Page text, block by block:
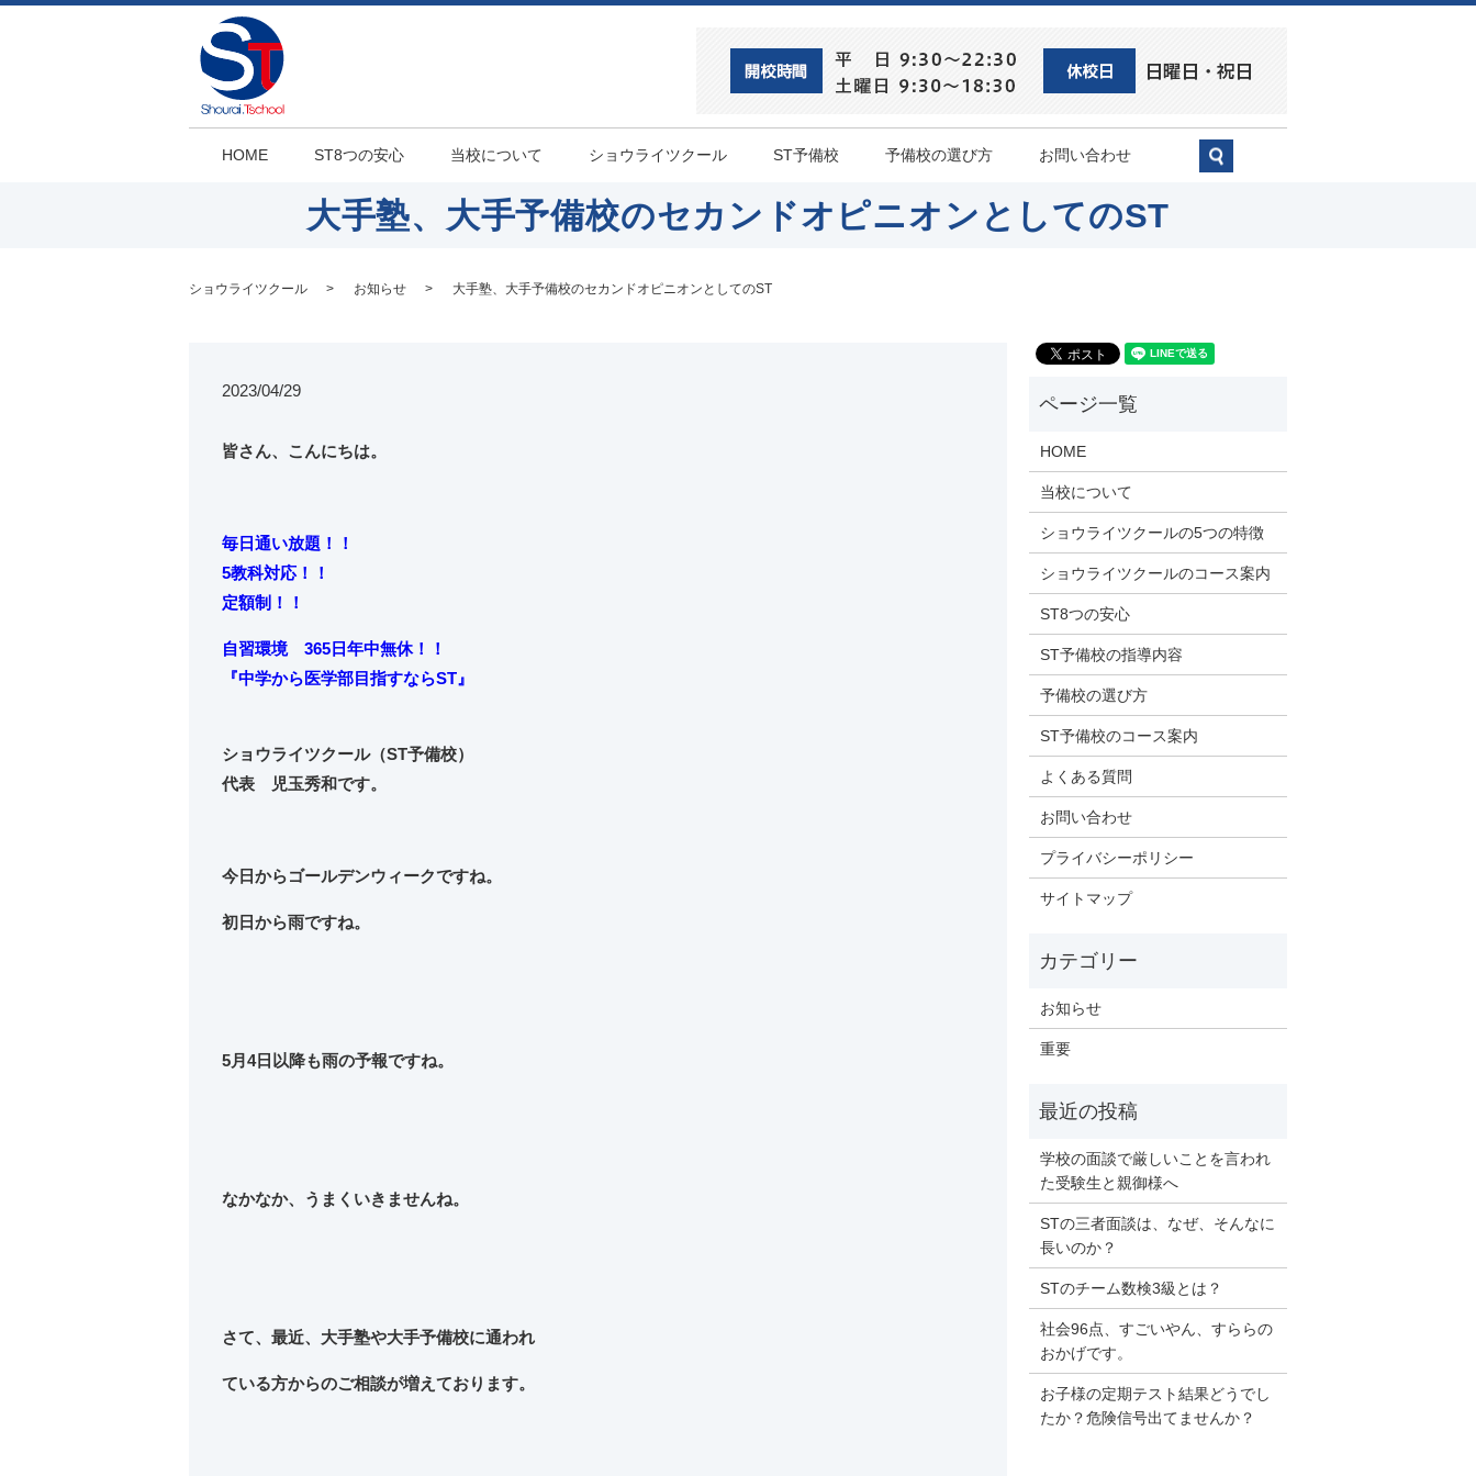
HOME ST8つの安心 当校について ショウライツクール ST予備校 予備校の選び方 お問い合わせ
search
大手塾、大手予備校のセカンドオピニオンとしてのST
ショウライツクール お知らせ 大手塾、大手予備校のセカンドオピニオンとしてのST
2023/04/29
皆さん、こんにちは。
毎日通い放題！！
5教科対応！！
定額制！！
自習環境 365日年中無休！！
『中学から医学部目指すならST』
ショウライツクール（ST予備校）
代表 児玉秀和です。
今日からゴールデンウィークですね。
初日から雨ですね。
5月4日以降も雨の予報ですね。
なかなか、うまくいきませんね。
さて、最近、大手塾や大手予備校に通われ
ている方からのご相談が増えております。
HOME
当校について
ショウライツクールの5つの特徴
ショウライツクールのコース案内
ST8つの安心
ST予備校の指導内容
予備校の選び方
ST予備校のコース案内
よくある質問
お問い合わせ
プライバシーポリシー
サイトマップ
お知らせ
重要
学校の面談で厳しいことを言われ
た受験生と親御様へ
STの三者面談は、なぜ、そんなに
長いのか？
STのチーム数検3級とは？
社会96点、すごいやん、すららの
おかげです。
お子様の定期テスト結果どうでし
たか？危険信号出てませんか？